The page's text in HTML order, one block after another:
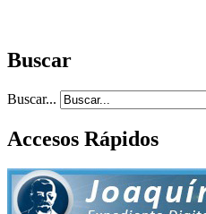
Buscar
Buscar...
Accesos Rápidos